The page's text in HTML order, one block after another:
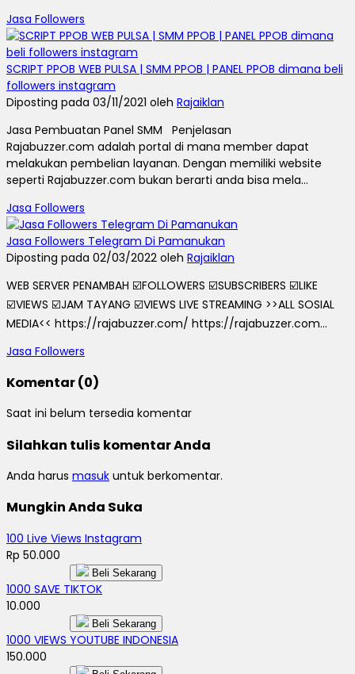
Jasa Followers
SCRIPT PPOB WEB PULSA | SMM PPOB | PANEL PPOB dimana beli
followers instagram
Diposting pada 03/11/2021 oleh Rajaiklan
Jasa Pembuatan Panel SMM Penjelasan
Rajabuzzer.com adalah portal di mana member dapat
melakukan pembelian layanan. Dengan memiliki website
seperti Rajabuzzer.com bukan berarti anda bisa mela...
Jasa Followers
Jasa Followers Telegram Di Pamanukan
Diposting pada 02/03/2022 oleh Rajaiklan
WEB SERVER PENAMBAH ☑️FOLLOWERS ☑️SUBSCRIBERS ☑️LIKE
☑️VIEWS ☑️JAM TAYANG ☑️VIEWS LIVE STREAMING >>ALL SOSIAL
MEDIA<< https://rajabuzzer.com/ https://rajabuzzer.com...
Jasa Followers
Komentar (0)
Saat ini belum tersedia komentar
Silahkan tulis komentar Anda
Anda harus masuk untuk berkomentar.
Mungkin Anda Suka
100 Live Views Instagram
Rp 50.000
Beli Sekarang
1000 SAVE TIKTOK
10.000
Beli Sekarang
1000 VIEWS YOUTUBE INDONESIA
150.000